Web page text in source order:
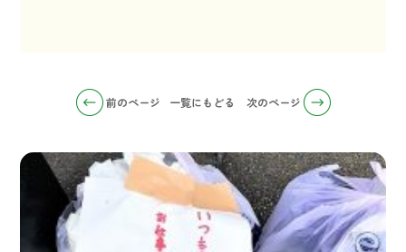
前のページ 一覧にもどる 次のページ